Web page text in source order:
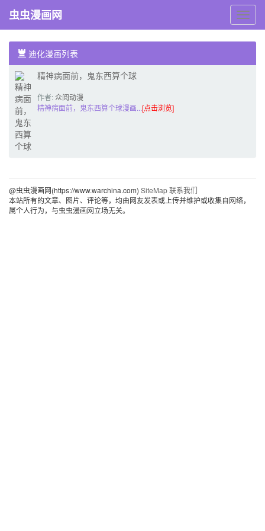
虫
虫
漫
网
虫虫漫画网
迪化漫画列表
精神病面前，鬼东西算个球
作者: 众阅动漫
精神病面前，鬼东西算个球漫画...[点击浏览]
@虫虫漫画网(https://www.warchina.com) SiteMap联系我们
本站所有的文章、图片、评论等，均由网友发表或上传并维护或收集自网络，
属个人行为，与虫虫漫画网立场无关。